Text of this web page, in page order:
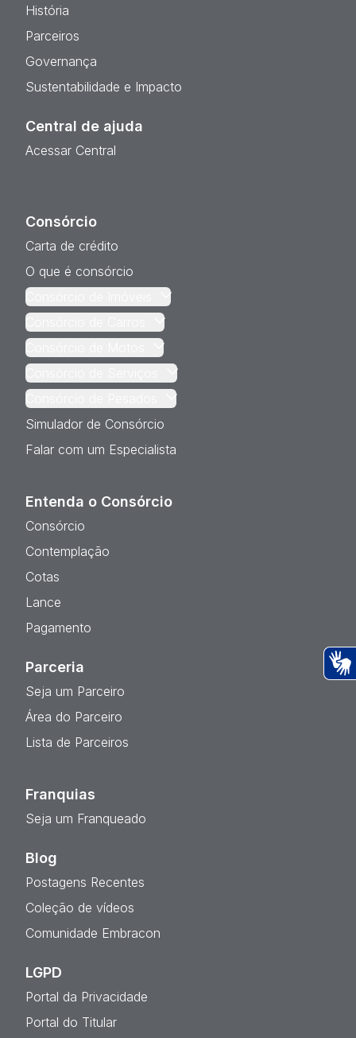
História
Parceiros
Governança
Sustentabilidade e Impacto
Central de ajuda
Acessar Central
Consórcio
Carta de crédito
O que é consórcio
Consórcio de Imóveis
Consórcio de Carros
Consórcio de Motos
Consórcio de Serviços
Consórcio de Pesados
Simulador de Consórcio
Falar com um Especialista
Entenda o Consórcio
Consórcio
Contemplação
Cotas
Lance
Pagamento
Parceria
Seja um Parceiro
Área do Parceiro
Lista de Parceiros
Franquias
Seja um Franqueado
Blog
Postagens Recentes
Coleção de vídeos
Comunidade Embracon
LGPD
Portal da Privacidade
Portal do Titular